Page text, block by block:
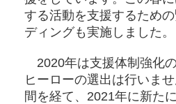
する活動を支援するため
ディングも実施しました。
2020年は支援体制強化
ヒーローの選出は行いま
間を経て、2021年に新た